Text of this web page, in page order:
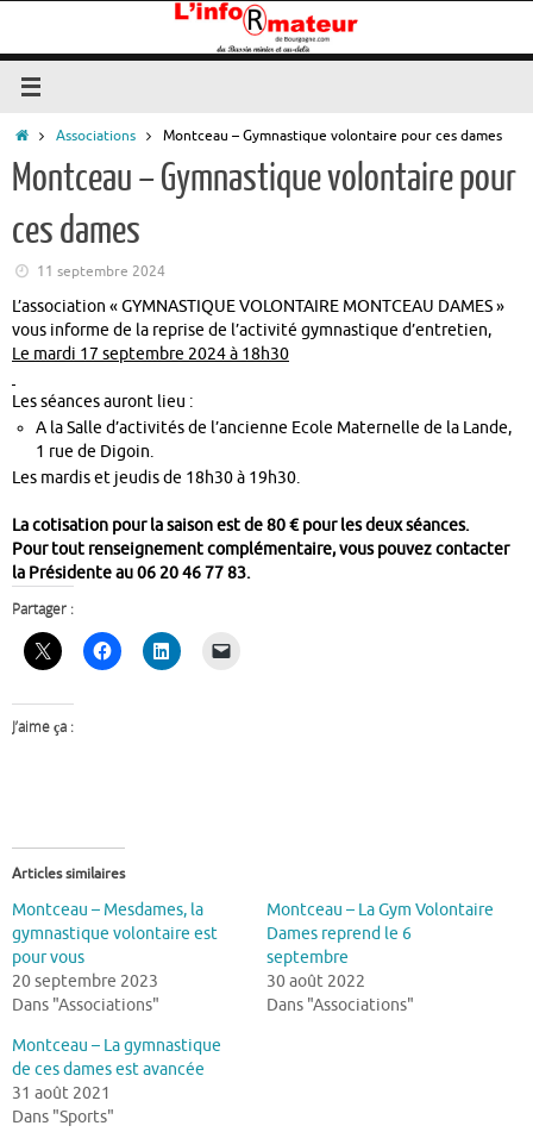
contenu
Accueil
Associations Montceau – Gymnastique volontaire pour ces dames
Montceau – Gymnastique volontaire pour
ces dames
11 septembre 2024
L’association « GYMNASTIQUE VOLONTAIRE MONTCEAU DAMES »
vous informe de la reprise de l’activité gymnastique d’entretien,
Le mardi 17 septembre 2024 à 18h30
Les séances auront lieu :
A la Salle d’activités de l’ancienne Ecole Maternelle de la Lande,
1 rue de Digoin.
Les mardis et jeudis de 18h30 à 19h30.
La cotisation pour la saison est de 80 € pour les deux séances.
Pour tout renseignement complémentaire, vous pouvez contacter
la Présidente au 06 20 46 77 83.
Partager :
J’aime ça :
Articles similaires
Montceau – Mesdames, la
gymnastique volontaire est
pour vous
20 septembre 2023
Dans "Associations"
Montceau – La Gym Volontaire
Dames reprend le 6
septembre
30 août 2022
Dans "Associations"
Montceau – La gymnastique
de ces dames est avancée
31 août 2021
Dans "Sports"